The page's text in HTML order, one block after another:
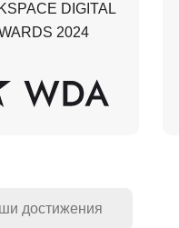
DIGITAL
2024
достижения